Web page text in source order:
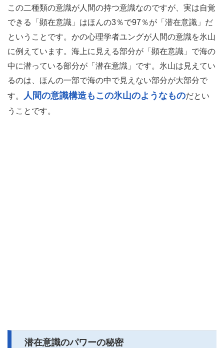
この二種類の意識が人間の持つ意識なのですが、実は自覚
できる「顕在意識」はほんの3％で97％が「潜在意識」だ
ということです。かの心理学者ユングが人間の意識を氷山
に例えています。海上に見える部分が「顕在意識」で海の
中に潜っている部分が「潜在意識」です。氷山は見えてい
るのは、ほんの一部で海の中で見えない部分が大部分で
す。
人間の意識構造もこの氷山のようなものだとい
うことです。
潜在意識のパワーの秘密